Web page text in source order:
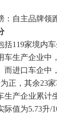
括119家境内
车生产企业中
而进口车企中
正，其余23家
生产企业累计
际值为5.73升/